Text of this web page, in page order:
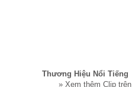
Thương Hiệu Nổi Tiếng​
» Xem thêm Clip trên